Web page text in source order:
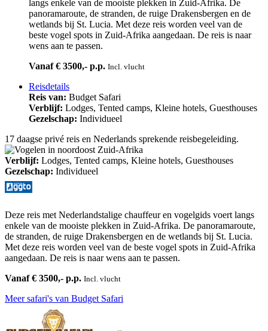
langs enkele van de mooiste plekken in Zuid-Afrika. De
panoramaroute, de stranden, de ruige Drakensbergen en de
wetlands bij St. Lucia. Met deze reis worden veel van de
beste vogel spots in Zuid-Afrika aangedaan. De reis is naar
wens aan te passen.
Vanaf € 3500,- p.p. Incl. vlucht
Reisdetails
Reis van: Budget Safari
Verblijf: Lodges, Tented camps, Kleine hotels, Guesthouses
Gezelschap: Individueel
17 daagse privé reis en Nederlands sprekende reisbegeleiding.
Verblijf: Lodges, Tented camps, Kleine hotels, Guesthouses
Gezelschap: Individueel
Deze reis met Nederlandstalige chauffeur en vogelgids voert langs
enkele van de mooiste plekken in Zuid-Afrika. De panoramaroute,
de stranden, de ruige Drakensbergen en de wetlands bij St. Lucia.
Met deze reis worden veel van de beste vogel spots in Zuid-Afrika
aangedaan. De reis is naar wens aan te passen.
Vanaf € 3500,- p.p. Incl. vlucht
Meer safari's van Budget Safari